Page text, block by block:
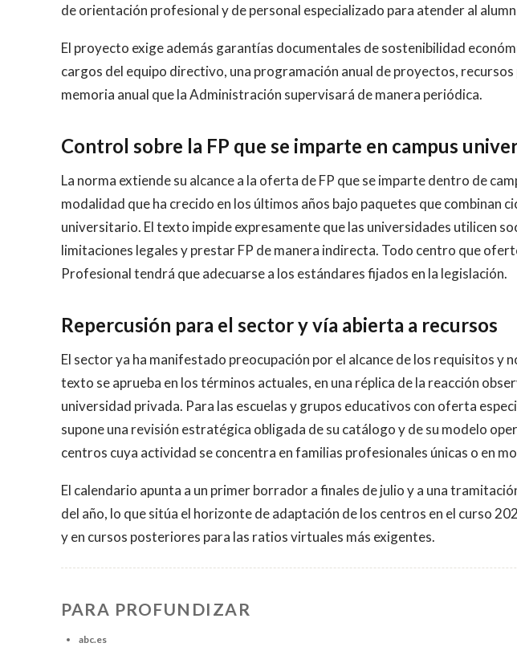
de orientación profesional y de personal especializado para atender al
El proyecto exige además garantías documentales de sostenibilidad
cargos del equipo directivo, una programación anual de proyectos,
memoria anual que la Administración supervisará de manera periódica.
Control sobre la FP que se imparte en campus
La norma extiende su alcance a la oferta de FP que se imparte dentro de
modalidad que ha crecido en los últimos años bajo paquetes que combinan
universitario. El texto impide expresamente que las universidades utilicen
limitaciones legales y prestar FP de manera indirecta. Todo centro que
Profesional tendrá que adecuarse a los estándares fijados en la legislación.
Repercusión para el sector y vía abierta a recursos
El sector ya ha manifestado preocupación por el alcance de los requisitos y
texto se aprueba en los términos actuales, en una réplica de la reacción
universidad privada. Para las escuelas y grupos educativos con oferta
supone una revisión estratégica obligada de su catálogo y de su modelo
centros cuya actividad se concentra en familias profesionales únicas o en
El calendario apunta a un primer borrador a finales de julio y a una
del año, lo que sitúa el horizonte de adaptación de los centros en el curso
y en cursos posteriores para las ratios virtuales más exigentes.
PARA PROFUNDIZAR
abc.es